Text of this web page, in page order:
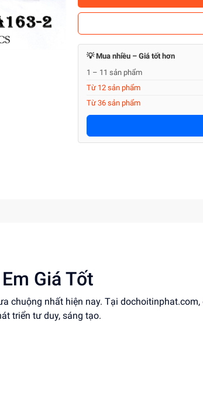
💡 Mua nhiều – Giá tốt hơn
1 – 11 sản phẩm
Từ 12 sản phẩm
Từ 36 sản phẩm
Giá Tốt
chuộng nhất hiện nay. Tại dochoitinphat.com,
triển tư duy, sáng tạo.